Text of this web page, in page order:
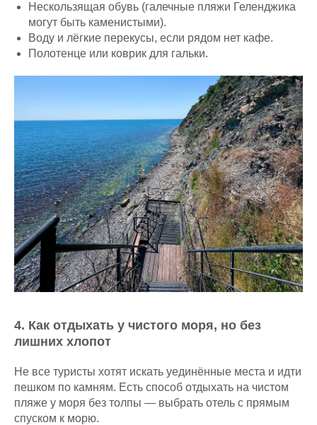
⁠Нескользящая обувь (галечные пляжи Геленджика
могут быть каменистыми).
⁠Воду и лёгкие перекусы, если рядом нет кафе.
⁠Полотенце или коврик для гальки.
4.⁠ ⁠Как отдыхать у чистого моря, но без
лишних хлопот
Не все туристы хотят искать уединённые места и идти
пешком по камням. Есть способ отдыхать на чистом
пляже у моря без толпы — выбрать отель с прямым
спуском к морю.